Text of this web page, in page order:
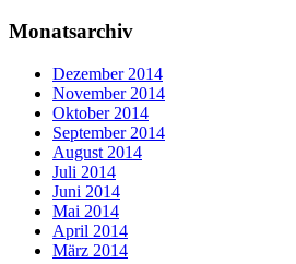
Monatsarchiv
Dezember 2014
November 2014
Oktober 2014
September 2014
August 2014
Juli 2014
Juni 2014
Mai 2014
April 2014
März 2014